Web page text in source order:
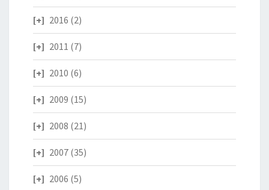
2016 (2)
2011 (7)
2010 (6)
2009 (15)
2008 (21)
2007 (35)
2006 (5)